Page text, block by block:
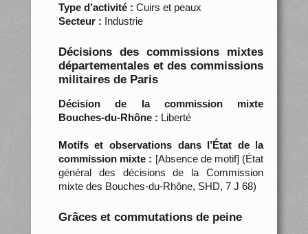
Type d’activité : Cuirs et peaux
Secteur : Industrie
Décisions des commissions mixtes
départementales et des commissions
militaires de Paris
Décision de la commission mixte
Bouches-du-Rhône : Liberté
Motifs et observations dans l’État de la
commission mixte : [Absence de motif] (État
général des décisions de la Commission
mixte des Bouches-du-Rhône, SHD, 7 J 68)
Grâces et commutations de peine